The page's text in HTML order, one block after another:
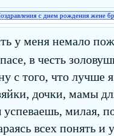
с днем рождения жене
у меня немало
в честь
с того, что лучше
дочки, мамы
милая,
всех понять и